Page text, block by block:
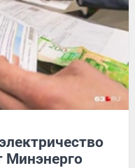
Минэнерго